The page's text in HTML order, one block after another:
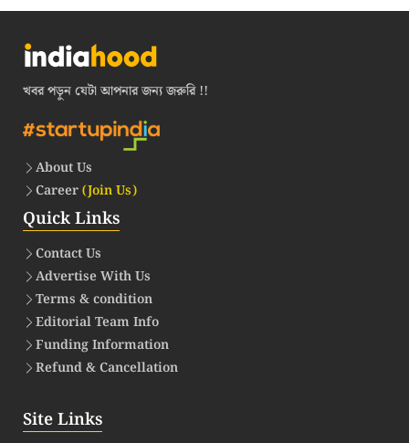
খবর পড়ুন যেটা আপনার জন্য জরুরি !!
About Us
Career(Join Us)
Quick Links
Contact Us
Advertise With Us
Terms & condition
Editorial Team Info
Funding Information
Refund & Cancellation
Site Links